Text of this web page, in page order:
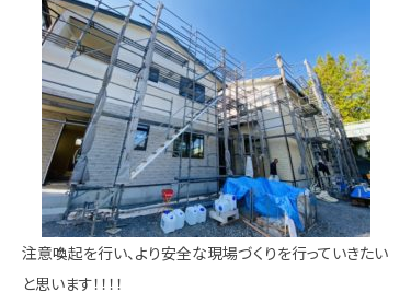
注意喚起を行い、より安全な現場づくりを行っていきたい
と思います！！！！